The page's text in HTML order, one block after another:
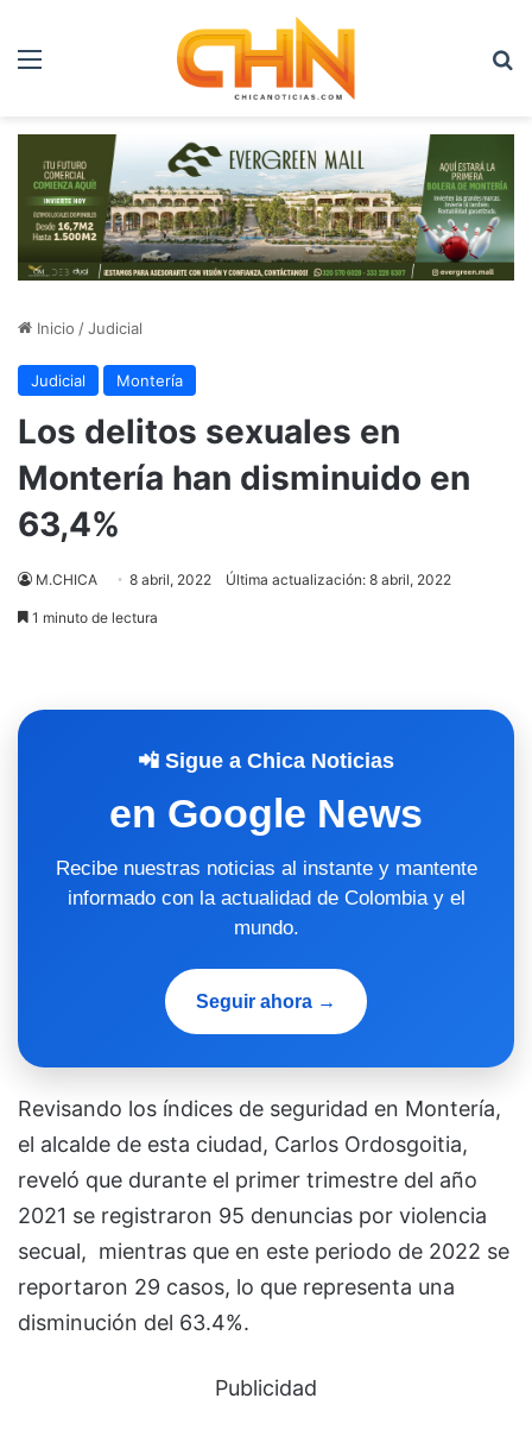
Menú
Inicio /Judicial
Judicial Montería
Los delitos sexuales en
Montería han disminuido en
63,4%
M.CHICA 8 abril, 2022 Última actualización: 8 abril, 2022
1 minuto de lectura
📲 Sigue a Chica Noticias
en Google News
Recibe nuestras noticias al instante y mantente
informado con la actualidad de Colombia y el
mundo.
Seguir ahora →
Revisando los índices de seguridad en Montería,
el alcalde de esta ciudad, Carlos Ordosgoitia,
reveló que durante el primer trimestre del año
2021 se registraron 95 denuncias por violencia
secual, mientras que en este periodo de 2022 se
reportaron 29 casos, lo que representa una
disminución del 63.4%.
Publicidad